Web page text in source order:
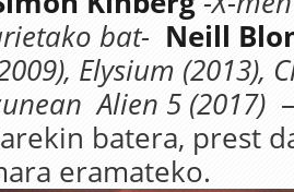
bat- Neill
Elysium (2013),
Alien 5 (2017) –
batera, prest
eramateko.